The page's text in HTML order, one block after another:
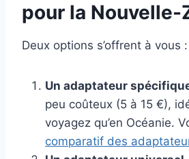
pour la Nouvelle-
Deux options s’offrent à vous :
Un adaptateur
peu coûteux (5 à 15 €),
voyagez qu’en Océanie.
comparatif des